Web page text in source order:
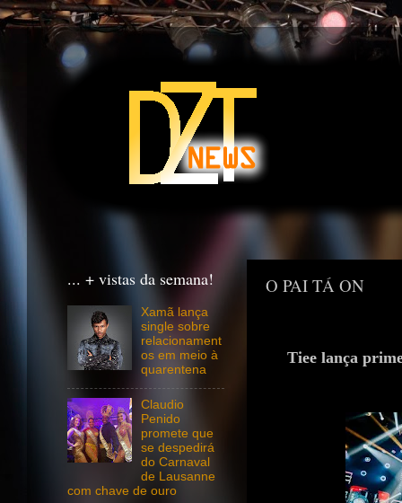
O PAI TÁ ON
Tiee lança
... + vistas da semana!
Xamã lança
single sobre
relacionament
os em meio à
quarentena
Claudio
Penido
promete que
se despedirá
do Carnaval
de Lausanne
com chave de ouro